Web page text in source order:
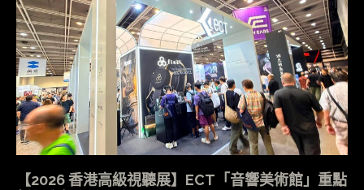
【2026 香港高級視聽展】ECT「音響美術館」重點